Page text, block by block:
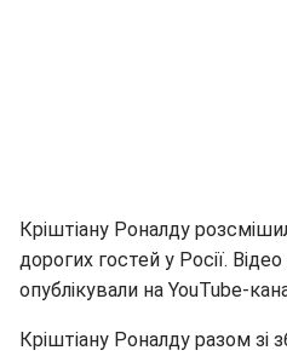
Кріштіану Роналду
дорогих гостей у Росії.
опублікували на YouTube-
Кріштіану Роналду разом зі